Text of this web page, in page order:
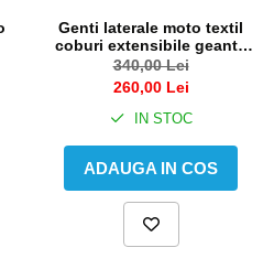
Genti laterale moto textil
coburi extensibile geanta
bagaj
340,00 Lei
260,00 Lei
IN STOC
ADAUGA IN COS